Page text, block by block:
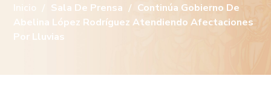
Inicio Sala De Prensa
Continúa Gobierno De
Abelina López Rodríguez Atendiendo Afectaciones
Por Lluvias